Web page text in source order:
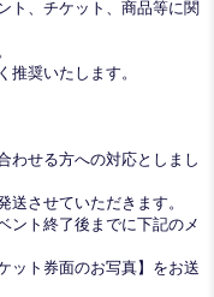
ト、チケット、商品等に関
推奨いたします。
わせる方への対応としまし
送させていただきます。
ント終了後までに下記のメ
ット券面のお写真】をお送